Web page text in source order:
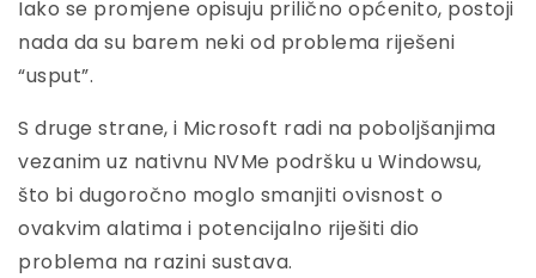
Iako se promjene opisuju prilično općenito, postoji
nada da su barem neki od problema riješeni
“usput”.
S druge strane, i Microsoft radi na poboljšanjima
vezanim uz nativnu NVMe podršku u Windowsu,
što bi dugoročno moglo smanjiti ovisnost o
ovakvim alatima i potencijalno riješiti dio
problema na razini sustava.